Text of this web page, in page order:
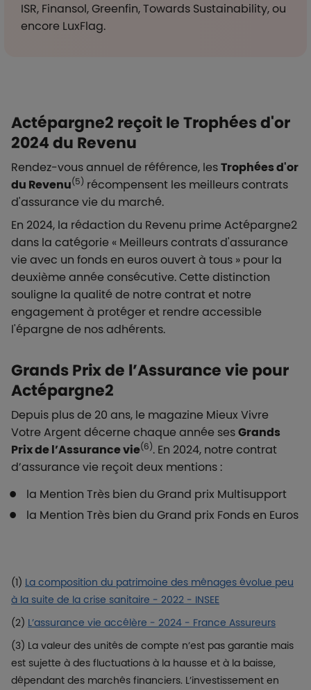
ISR, Finansol, Greenfin, Towards Sustainability, ou
encore LuxFlag.
Actépargne2 reçoit le Trophées d'or
2024 du Revenu
Rendez-vous annuel de référence, lesTrophées d'or
du Revenu(5) récompensent les meilleurs contrats
d'assurance vie du marché.
En 2024, la rédaction du Revenu prime Actépargne2
dans la catégorie « Meilleurs contrats d'assurance
vie avec un fonds en euros ouvert à tous » pour la
deuxième année consécutive. Cette distinction
souligne la qualité de notre contrat et notre
engagement à protéger et rendre accessible
l'épargne de nos adhérents.
Grands Prix de l’Assurance vie pour
Actépargne2
Depuis plus de 20 ans, le magazine Mieux Vivre
Votre Argent décerne chaque année sesGrands
Prix de l’Assurance vie(6). En 2024, notre contrat
d’assurance vie reçoit deux mentions :
la Mention Très bien du Grand prix Multisupport
la Mention Très bien du Grand prix Fonds en Euros
(1) La composition du patrimoine des ménages évolue peu
à la suite de la crise sanitaire - 2022 - INSEE
(2) L’assurance vie accélère - 2024 - France Assureurs
(3) La valeur des unités de compte n’est pas garantie mais
est sujette à des fluctuations à la hausse et à la baisse,
dépendant des marchés financiers. L’investissement en